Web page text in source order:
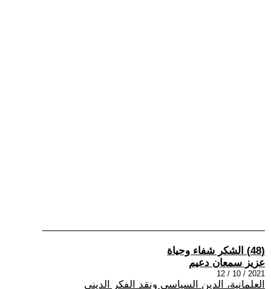
(48) الشكر شفاء وحياة
عزيز سمعان دعيم
2021 / 10 / 12
العلمانية، الدين السياسي ونقد الفكر الديني